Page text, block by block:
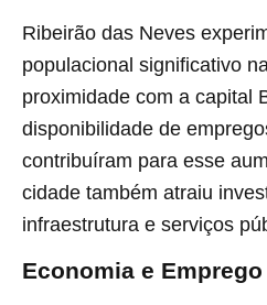
Ribeirão das Neves
populacional significativo
proximidade com a capital
disponibilidade de
contribuíram para esse
cidade também atraiu
infraestrutura e serviços
Economia e Emprego